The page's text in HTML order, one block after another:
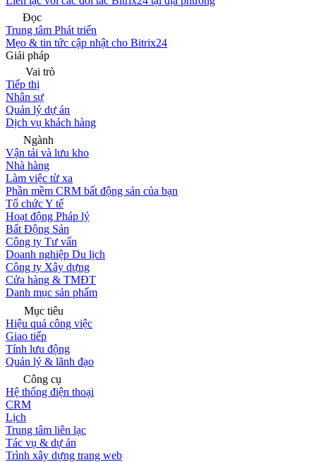
Đọc
Trung tâm Phát triển
Mẹo & tin tức cập nhật cho Bitrix24
Giải pháp
Vai trò
Tiếp thị
Nhân sự
Quản lý dự án
Dịch vụ khách hàng
Ngành
Vận tải và lưu kho
Nhà hàng
Làm việc từ xa
Phần mềm CRM bất động sản của bạn
Tổ chức Y tế
Hoạt động Pháp lý
Bất Động Sản
Công ty Tư vấn
Doanh nghiệp Du lịch
Công ty Xây dựng
Cửa hàng & TMĐT
Danh mục sản phẩm
Mục tiêu
Hiệu quả công việc
Giao tiếp
Tính lưu động
Quản lý & lãnh đạo
Công cụ
Hệ thống điện thoại
CRM
Lịch
Trung tâm liên lạc
Tác vụ & dự án
Trình xây dựng trang web